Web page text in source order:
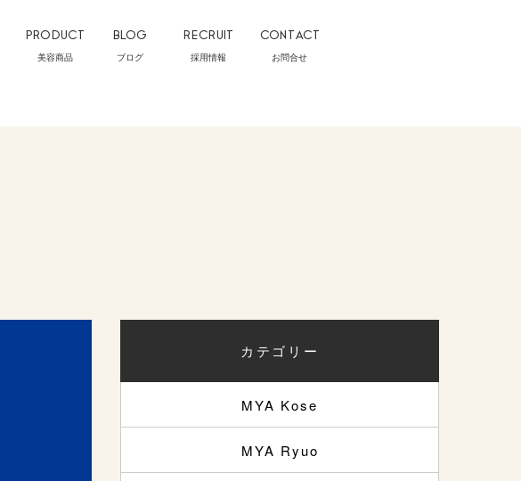
PRODUCT
美容商品
BLOG
ブログ
RECRUIT
採用情報
CONTACT
お問合せ
カテゴリー
MYA Kose
MYA Ryuo